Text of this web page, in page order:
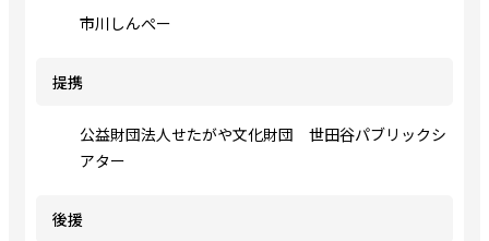
市川しんぺー
提携
公益財団法人せたがや文化財団 世田谷パブリックシ
アター
後援